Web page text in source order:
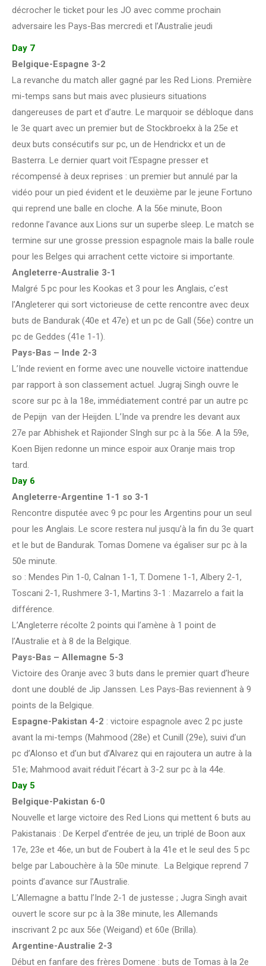
décrocher le ticket pour les JO avec comme prochain
adversaire les Pays-Bas mercredi et l’Australie jeudi
Day 7
Belgique-Espagne 3-2
La revanche du match aller gagné par les Red Lions. Première
mi-temps sans but mais avec plusieurs situations
dangereuses de part et d’autre. Le marquoir se débloque dans
le 3e quart avec un premier but de Stockbroekx à la 25e et
deux buts consécutifs sur pc, un de Hendrickx et un de
Basterra. Le dernier quart voit l’Espagne presser et
récompensé à deux reprises : un premier but annulé par la
vidéo pour un pied évident et le deuxième par le jeune Fortuno
qui reprend une balle en cloche. A la 56e minute, Boon
redonne l’avance aux Lions sur un superbe sleep. Le match se
termine sur une grosse pression espagnole mais la balle roule
pour les Belges qui arrachent cette victoire si importante.
Angleterre-Australie 3-1
Malgré 5 pc pour les Kookas et 3 pour les Anglais, c’est
l’Angleterer qui sort victorieuse de cette rencontre avec deux
buts de Bandurak (40e et 47e) et un pc de Gall (56e) contre un
pc de Geddes (41e 1-1).
Pays-Bas – Inde 2-3
L’Inde revient en forme avec une nouvelle victoire inattendue
par rapport à son classement actuel. Jugraj Singh ouvre le
score sur pc à la 18e, immédiatement contré par un autre pc
de Pepijn van der Heijden. L’Inde va prendre les devant aux
27e par Abhishek et Rajionder SIngh sur pc à la 56e. A la 59e,
Koen Bijen redonne un mince espoir aux Oranje mais trop
tard.
Day 6
Angleterre-Argentine 1-1 so 3-1
Rencontre disputée avec 9 pc pour les Argentins pour un seul
pour les Anglais. Le score restera nul jusqu’à la fin du 3e quart
et le but de Bandurak. Tomas Domene va égaliser sur pc à la
50e minute.
so : Mendes Pin 1-0, Calnan 1-1, T. Domene 1-1, Albery 2-1,
Toscani 2-1, Rushmere 3-1, Martins 3-1 : Mazarrelo a fait la
différence.
L’Angleterre récolte 2 points qui l’amène à 1 point de
l’Australie et à 8 de la Belgique.
Pays-Bas – Allemagne 5-3
Victoire des Oranje avec 3 buts dans le premier quart d’heure
dont une doublé de Jip Janssen. Les Pays-Bas reviennent à 9
points de la Belgique.
Espagne-Pakistan 4-2 : victoire espagnole avec 2 pc juste
avant la mi-temps (Mahmood (28e) et Cunill (29e), suivi d’un
pc d’Alonso et d’un but d’Alvarez qui en rajoutera un autre à la
51e; Mahmood avait réduit l’écart à 3-2 sur pc à la 44e.
Day 5
Belgique-Pakistan 6-0
Nouvelle et large victoire des Red Lions qui mettent 6 buts au
Pakistanais : De Kerpel d’entrée de jeu, un triplé de Boon aux
17e, 23e et 46e, un but de Foubert à la 41e et le seul des 5 pc
belge par Labouchère à la 50e minute. La Belgique reprend 7
points d’avance sur l’Australie.
L’Allemagne a battu l’Inde 2-1 de justesse ; Jugra Singh avait
ouvert le score sur pc à la 38e minute, les Allemands
inscrivant 2 pc aux 56e (Weigand) et 60e (Brilla).
Argentine-Australie 2-3
Début en fanfare des frères Domene : buts de Tomas à la 2e